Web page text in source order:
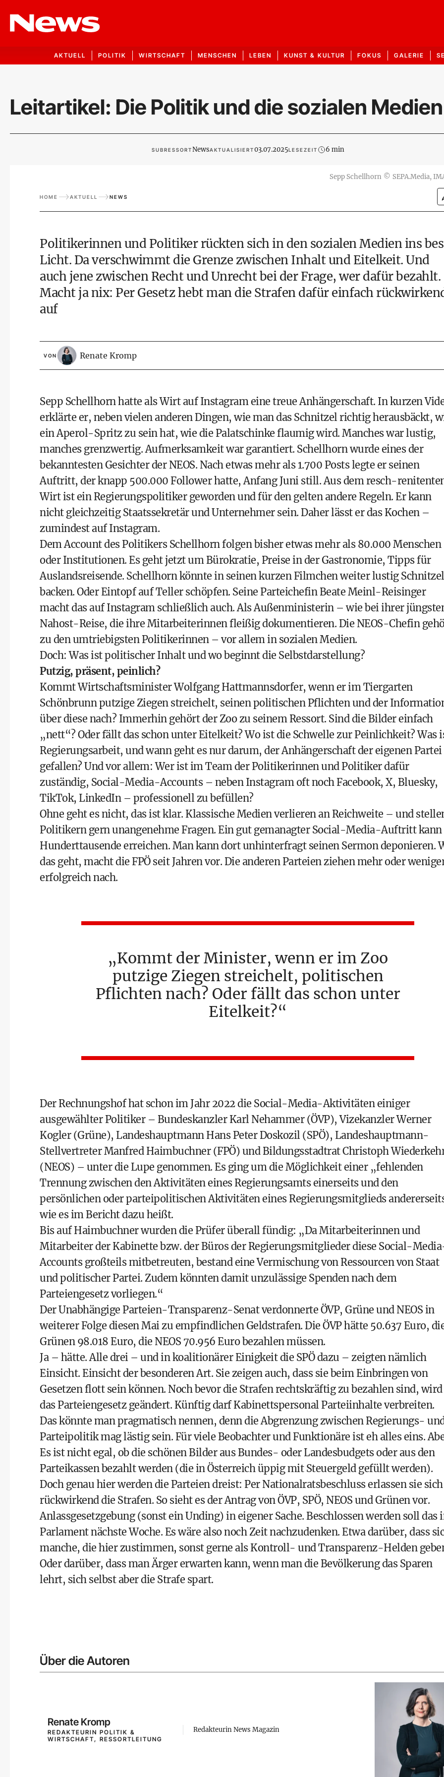
AKTUELL POLITIK WIRTSCHAFT MENSCHEN LEBEN KUNST & KULTUR FOKUS GALERIE
Leitartikel: Die Politik und die sozialen Medien
SUBRESSORTNewsAKTUALISIERT03.07.2025LESEZEIT 6 min
Sepp Schellhorn © SEPA.Media,
HOME AKTUELL NEWS
Politikerinnen und Politiker rückten sich in den sozialen Medien ins
Licht. Da verschwimmt die Grenze zwischen Inhalt und Eitelkeit. Und
auch jene zwischen Recht und Unrecht bei der Frage, wer dafür bezahlt.
Macht ja nix: Per Gesetz hebt man die Strafen dafür einfach
auf
VON Renate Kromp
Sepp Schellhorn hatte als Wirt auf Instagram eine treue Anhängerschaft. In kurzen
erklärte er, neben vielen anderen Dingen, wie man das Schnitzel richtig herausbäckt,
ein Aperol-Spritz zu sein hat, wie die Palatschinke flaumig wird. Manches war lustig,
manches grenzwertig. Aufmerksamkeit war garantiert. Schellhorn wurde eines der
bekanntesten Gesichter der NEOS. Nach etwas mehr als 1.700 Posts legte er seinen
Auftritt, der knapp 500.000 Follower hatte, Anfang Juni still. Aus dem resch-
Wirt ist ein Regierungspolitiker geworden und für den gelten andere Regeln. Er kann
nicht gleichzeitig Staatssekretär und Unternehmer sein. Daher lässt er das Kochen –
zumindest auf Instagram.
Dem Account des Politikers Schellhorn folgen bisher etwas mehr als 80.000 Menschen
oder Institutionen. Es geht jetzt um Bürokratie, Preise in der Gastronomie, Tipps für
Auslandsreisende. Schellhorn könnte in seinen kurzen Filmchen weiter lustig Schnitzel
backen. Oder Eintopf auf Teller schöpfen. Seine Parteichefin Beate Meinl-Reisinger
macht das auf Instagram schließlich auch. Als Außenministerin – wie bei ihrer
Nahost-Reise, die ihre Mitarbeiterinnen fleißig dokumentieren. Die NEOS-Chefin
zu den umtriebigsten Politikerinnen – vor allem in sozialen Medien.
Doch: Was ist politischer Inhalt und wo beginnt die Selbstdarstellung?
Putzig, präsent, peinlich?
Kommt Wirtschaftsminister Wolfgang Hattmannsdorfer, wenn er im Tiergarten
Schönbrunn putzige Ziegen streichelt, seinen politischen Pflichten und der
über diese nach? Immerhin gehört der Zoo zu seinem Ressort. Sind die Bilder einfach
„nett“? Oder fällt das schon unter Eitelkeit? Wo ist die Schwelle zur Peinlichkeit? Was
Regierungsarbeit, und wann geht es nur darum, der Anhängerschaft der eigenen Partei
gefallen? Und vor allem: Wer ist im Team der Politikerinnen und Politiker dafür
zuständig, Social-Media-­Accounts – neben Instagram oft noch Facebook, X, Bluesky,
TikTok, LinkedIn – professionell zu befüllen?
Ohne geht es nicht, das ist klar. Klassische Medien verlieren an Reichweite – und
Politikern gern unangenehme Fragen. Ein gut gemanagter Social-Media-Auftritt kann
Hunderttausende erreichen. Man kann dort unhinterfragt seinen Sermon deponieren.
das geht, macht die FPÖ seit Jahren vor. Die anderen Parteien ziehen mehr oder
erfolgreich nach.
Kommt der Minister, wenn er im Zoo
putzige Ziegen streichelt, politischen
Pflichten nach? Oder fällt das schon unter
Eitelkeit?
Der Rechnungshof hat schon im Jahr 2022 die Social-Media-Aktivitäten einiger
ausgewählter Politiker – Bundeskanzler Karl Nehammer (ÖVP), Vizekanzler Werner
Kogler (Grüne), Landeshauptmann Hans Peter Doskozil (SPÖ), Landeshauptmann-
Stellvertreter Manfred Haimbuchner (FPÖ) und Bildungsstadtrat Christoph
(NEOS) – unter die Lupe genommen. Es ging um die Möglichkeit einer „fehlenden
Trennung zwischen den Aktivitäten eines Regierungsamts einerseits und den
persönlichen oder parteipolitischen Aktivitäten eines Regierungsmitglieds
wie es im Bericht dazu heißt.
Bis auf Haimbuchner wurden die Prüfer überall fündig: „Da Mitarbeiterinnen und
Mitarbeiter der Kabinette bzw. der Büros der Regierungsmitglieder diese Social-
Accounts großteils mitbetreuten, bestand eine Vermischung von Ressourcen von Staat
und politischer Partei. Zudem könnten damit unzulässige Spenden nach dem
Parteiengesetz vorliegen.“
Der Unabhängige Parteien-Transparenz-Senat verdonnerte ÖVP, Grüne und NEOS in
weiterer Folge diesen Mai zu empfindlichen Geldstrafen. Die ÖVP hätte 50.637 Euro,
Grünen 98.018 Euro, die NEOS 70.956 Euro bezahlen müssen.
Ja – hätte. Alle drei – und in koalitionärer Einigkeit die SPÖ dazu – zeigten nämlich
Einsicht. Einsicht der besonderen Art. Sie zeigen auch, dass sie beim Einbringen von
Gesetzen flott sein können. Noch bevor die Strafen rechtskräftig zu bezahlen sind, wird
das Parteiengesetz geändert. Künftig darf Kabinettspersonal Parteiinhalte verbreiten.
Das könnte man pragmatisch nennen, denn die Abgrenzung zwischen Regierungs-
Parteipolitik mag lästig sein. Für viele Beobachter und Funktionäre ist eh alles eins.
Es ist nicht egal, ob die schönen Bilder aus Bundes- oder Landesbudgets oder aus den
Parteikassen bezahlt werden (die in Österreich üppig mit Steuergeld gefüllt werden).
Doch genau hier werden die Parteien dreist: Per Nationalratsbeschluss erlassen sie sich
rückwirkend die Strafen. So sieht es der Antrag von ÖVP, SPÖ, NEOS und Grünen vor.
Anlassgesetzgebung (sonst ein Unding) in eigener Sache. Beschlossen werden soll das
Parlament nächste Woche. Es wäre also noch Zeit nachzudenken. Etwa darüber, dass
manche, die hier zustimmen, sonst gerne als Kontroll- und Transparenz-Helden
Oder darüber, dass man Ärger erwarten kann, wenn man die Bevölkerung das Sparen
lehrt, sich selbst aber die Strafe spart.
Über die Autoren
Renate Kromp
REDAKTEURIN POLITIK &
WIRTSCHAFT, RESSORTLEITUNG
Redakteurin News Magazin